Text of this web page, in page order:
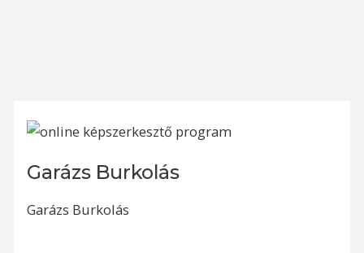
Garázs Burkolás
Garázs Burkolás